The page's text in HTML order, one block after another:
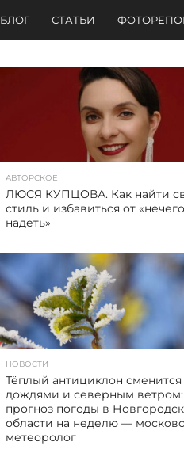
БЛОГ СТАТЬИ
АВТОРСКОЕ
ЛЮСЯ КУПЦОВА. Как найти
стиль и избавиться от «нечего
надеть»
НОВОСТИ
Тёплый антициклон сменится
дождями и северным ветром:
прогноз погоды в
области на неделю —
метеоролог